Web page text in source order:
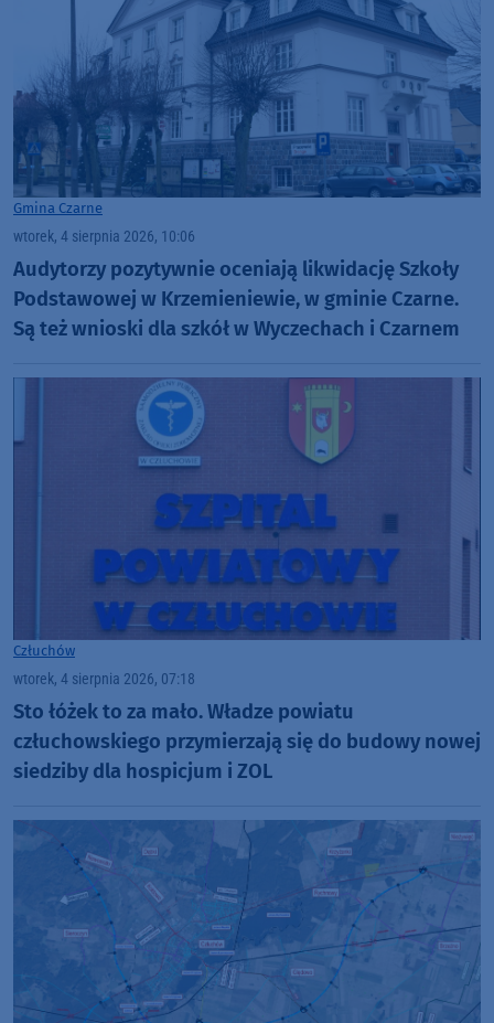
Gmina Czarne
wtorek, 4 sierpnia 2026, 10:06
Audytorzy pozytywnie oceniają likwidację Szkoły
Podstawowej w Krzemieniewie, w gminie Czarne.
Są też wnioski dla szkół w Wyczechach i Czarnem
Człuchów
wtorek, 4 sierpnia 2026, 07:18
Sto łóżek to za mało. Władze powiatu
człuchowskiego przymierzają się do budowy nowej
siedziby dla hospicjum i ZOL